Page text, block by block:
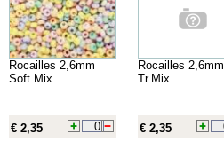
Rocailles 2,6mm
Soft Mix
€ 2,35
Rocailles 2,6mm
Tr.Mix
€ 2,35